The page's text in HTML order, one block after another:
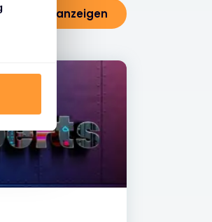
Alle Blogs anzeigen